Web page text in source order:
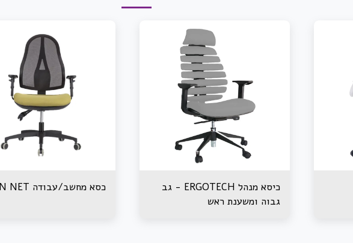
כיסא מנהל ERGOTECH - גב
גבוה ומשענת ראש
כסא מחשב/עבודה ICON NET